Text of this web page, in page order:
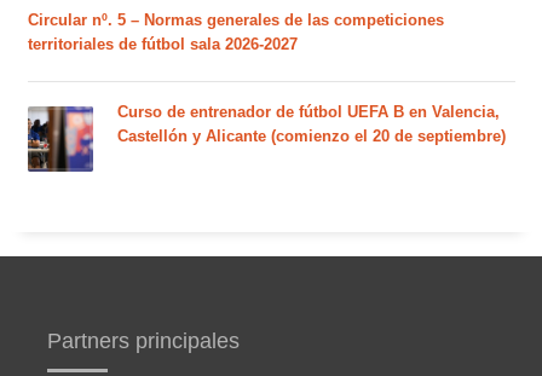
Circular nº. 5 – Normas generales de las competiciones
territoriales de fútbol sala 2026-2027
Curso de entrenador de fútbol UEFA B en Valencia,
Castellón y Alicante (comienzo el 20 de septiembre)
Partners principales